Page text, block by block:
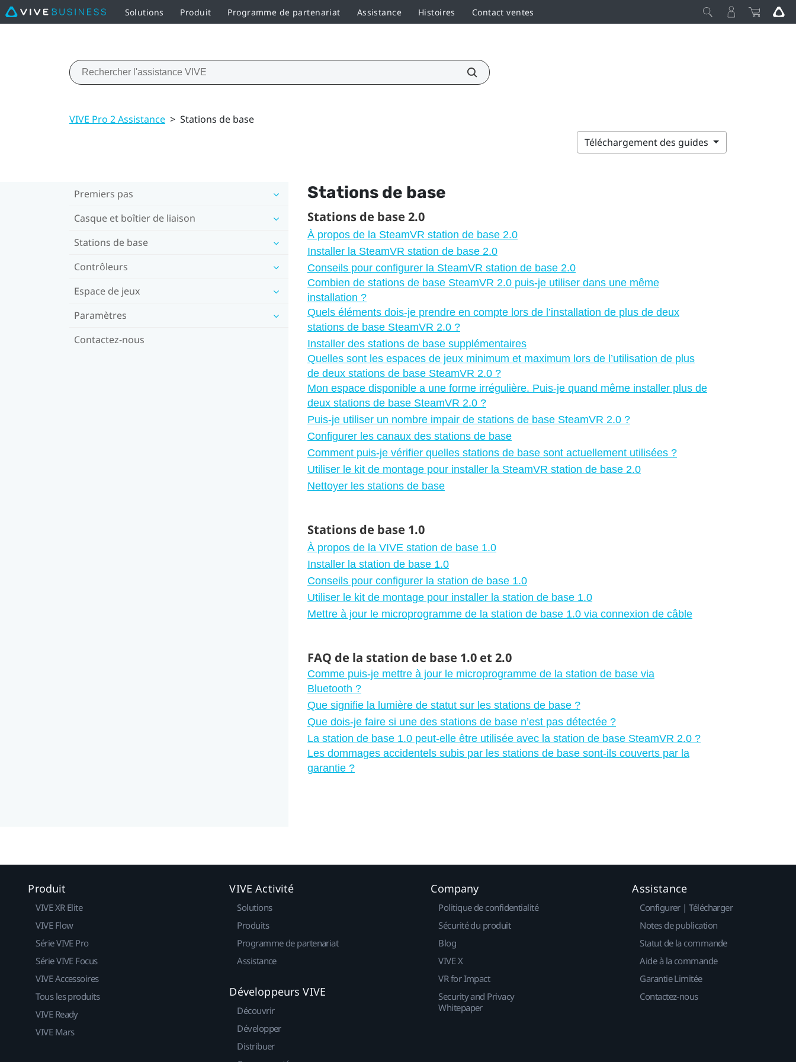
Solutions Produit Programme de partenariat Assistance Histoires Contact ventes
VIVE Pro 2 Assistance > Stations de base
Téléchargement des guides
Premiers pas
Casque et boîtier de liaison
Stations de base
Contrôleurs
Espace de jeux
Paramètres
Contactez-nous
Stations de base
Stations de base 2.0
À propos de la SteamVR station de base 2.0
Installer la SteamVR station de base 2.0
Conseils pour configurer la SteamVR station de base 2.0
Combien de stations de base SteamVR 2.0 puis-je utiliser dans une même
installation ?
Quels éléments dois-je prendre en compte lors de l’installation de plus de deux
stations de base SteamVR 2.0 ?
Installer des stations de base supplémentaires
Quelles sont les espaces de jeux minimum et maximum lors de l’utilisation de plus
de deux stations de base SteamVR 2.0 ?
Mon espace disponible a une forme irrégulière. Puis-je quand même installer plus de
deux stations de base SteamVR 2.0 ?
Puis-je utiliser un nombre impair de stations de base SteamVR 2.0 ?
Configurer les canaux des stations de base
Comment puis-je vérifier quelles stations de base sont actuellement utilisées ?
Utiliser le kit de montage pour installer la SteamVR station de base 2.0
Nettoyer les stations de base
Stations de base 1.0
À propos de la VIVE station de base 1.0
Installer la station de base 1.0
Conseils pour configurer la station de base 1.0
Utiliser le kit de montage pour installer la station de base 1.0
Mettre à jour le microprogramme de la station de base 1.0 via connexion de câble
FAQ de la station de base 1.0 et 2.0
Comme puis-je mettre à jour le microprogramme de la station de base via
Bluetooth ?
Que signifie la lumière de statut sur les stations de base ?
Que dois-je faire si une des stations de base n’est pas détectée ?
La station de base 1.0 peut-elle être utilisée avec la station de base SteamVR 2.0 ?
Les dommages accidentels subis par les stations de base sont-ils couverts par la
garantie ?
Produit
VIVE XR Elite
VIVE Flow
Série VIVE Pro
Série VIVE Focus
VIVE Accessoires
Tous les produits
VIVE Ready
VIVE Mars
VIVE Activité
Solutions
Produits
Programme de partenariat
Assistance
Développeurs VIVE
Découvrir
Développer
Distribuer
Company
Politique de confidentialité
Sécurité du produit
Blog
VIVE X
VR for Impact
Security and Privacy
Whitepaper
Assistance
Configurer | Télécharger
Notes de publication
Statut de la commande
Aide à la commande
Garantie Limitée
Contactez-nous